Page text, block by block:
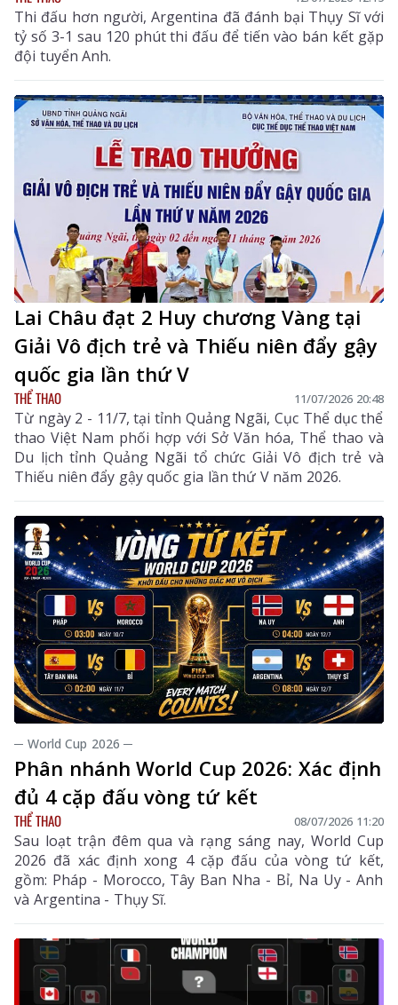
Thi đấu hơn người, Argentina đã đánh bại Thụy Sĩ với
tỷ số 3-1 sau 120 phút thi đấu để tiến vào bán kết gặp
đội tuyển Anh.
Lai Châu đạt 2 Huy chương Vàng tại
Giải Vô địch trẻ và Thiếu niên đẩy gậy
quốc gia lần thứ V
THỂ THAO 11/07/2026 20:48
Từ ngày 2 - 11/7, tại tỉnh Quảng Ngãi, Cục Thể dục thể
thao Việt Nam phối hợp với Sở Văn hóa, Thể thao và
Du lịch tỉnh Quảng Ngãi tổ chức Giải Vô địch trẻ và
Thiếu niên đẩy gậy quốc gia lần thứ V năm 2026.
─ World Cup 2026 ─
Phân nhánh World Cup 2026: Xác định
đủ 4 cặp đấu vòng tứ kết
THỂ THAO 08/07/2026 11:20
Sau loạt trận đêm qua và rạng sáng nay, World Cup
2026 đã xác định xong 4 cặp đấu của vòng tứ kết,
gồm: Pháp - Morocco, Tây Ban Nha - Bỉ, Na Uy - Anh
và Argentina - Thụy Sĩ.